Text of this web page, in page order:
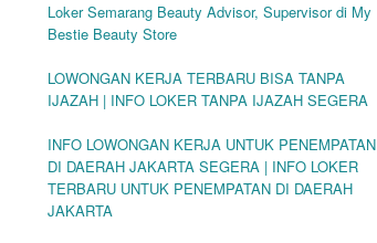
Loker Semarang Beauty Advisor, Supervisor di My
Bestie Beauty Store
LOWONGAN KERJA TERBARU BISA TANPA
IJAZAH | INFO LOKER TANPA IJAZAH SEGERA
INFO LOWONGAN KERJA UNTUK PENEMPATAN
DI DAERAH JAKARTA SEGERA | INFO LOKER
TERBARU UNTUK PENEMPATAN DI DAERAH
JAKARTA